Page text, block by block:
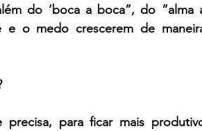
do ‘boca a boca”, do “alma
e o medo crescerem de
para ficar mais